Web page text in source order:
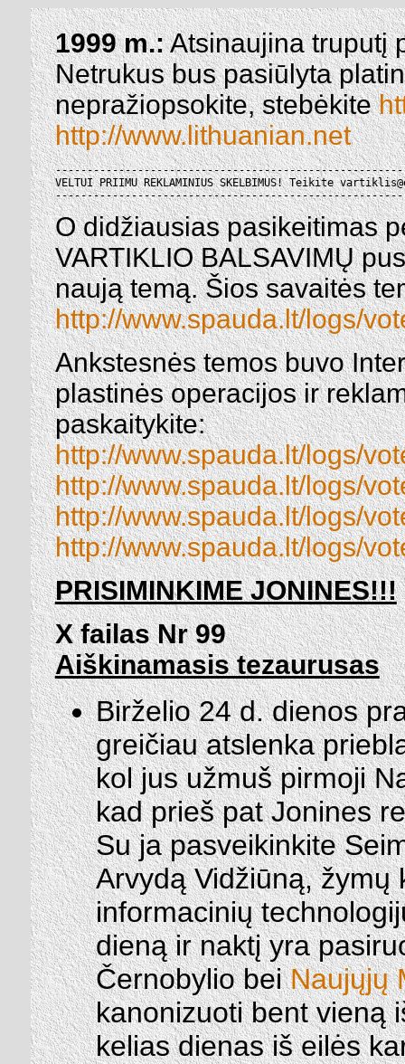
1999 m.:Atsinaujina truputį
Netrukus bus pasiūlyta
nepražiopsokite, stebėkite
http://www.lithuanian.net
VELTUI PRIIMU REKLAMINIUS SKELBIMUS! Teikite
O didžiausias pasikeitimas
VARTIKLIO BALSAVIMŲ
naują temą. Šios savaitės
http://www.spauda.lt/logs/
Ankstesnės temos buvo
plastinės operacijos ir
paskaitykite:
http://www.spauda.lt/logs/
http://www.spauda.lt/logs/
http://www.spauda.lt/logs/
http://www.spauda.lt/logs/
PRISIMINKIME JONINES!!!
X failas Nr 99
Aiškinamasis tezaurusas
Birželio 24 d. dienos
greičiau atslenka
kol jus užmuš pirmoji
kad prieš pat Jonines
Su ja pasveikinkite
Arvydą Vidžiūną, žymų
informacinių
dieną ir naktį yra
Černobylio beiNaujųjų
kanonizuoti bent vieną
kelias dienas iš eilės